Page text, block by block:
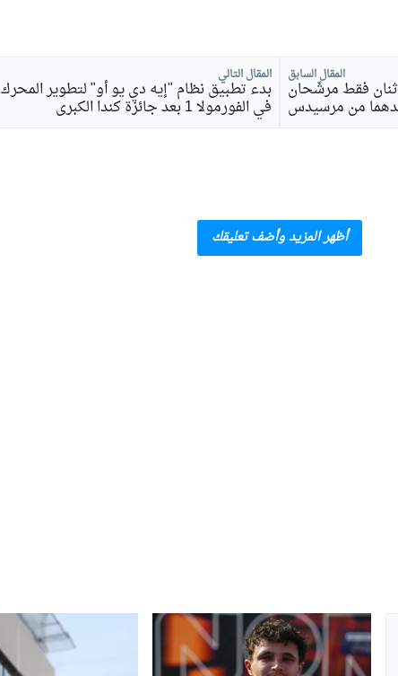
المقال السابق
فقط مرشّحان
المقال التالي
بدء تطبيق نظام "إيه دي يو أو" لتطوير المحرك
في الفورمولا 1 بعد جائزة كندا الكبرى
أظهر المزيد وأضف تعليقك